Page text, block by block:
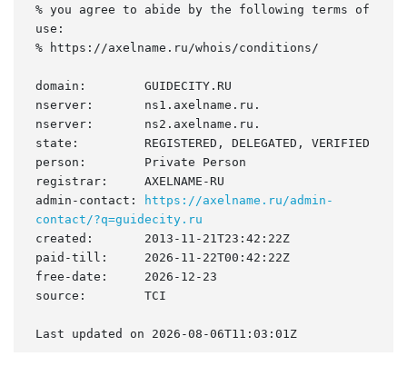
% you agree to abide by the following terms of
use:
% https://axelname.ru/whois/conditions/
domain:        GUIDECITY.RU
nserver:       ns1.axelname.ru.
nserver:       ns2.axelname.ru.
state:         REGISTERED, DELEGATED, VERIFIED
person:        Private Person
registrar:     AXELNAME-RU
admin-contact:
https://axelname.ru/admin-
contact/?q=guidecity.ru
created:       2013-11-21T23:42:22Z
paid-till:     2026-11-22T00:42:22Z
free-date:     2026-12-23
source:        TCI
Last updated on 2026-08-06T11:03:01Z